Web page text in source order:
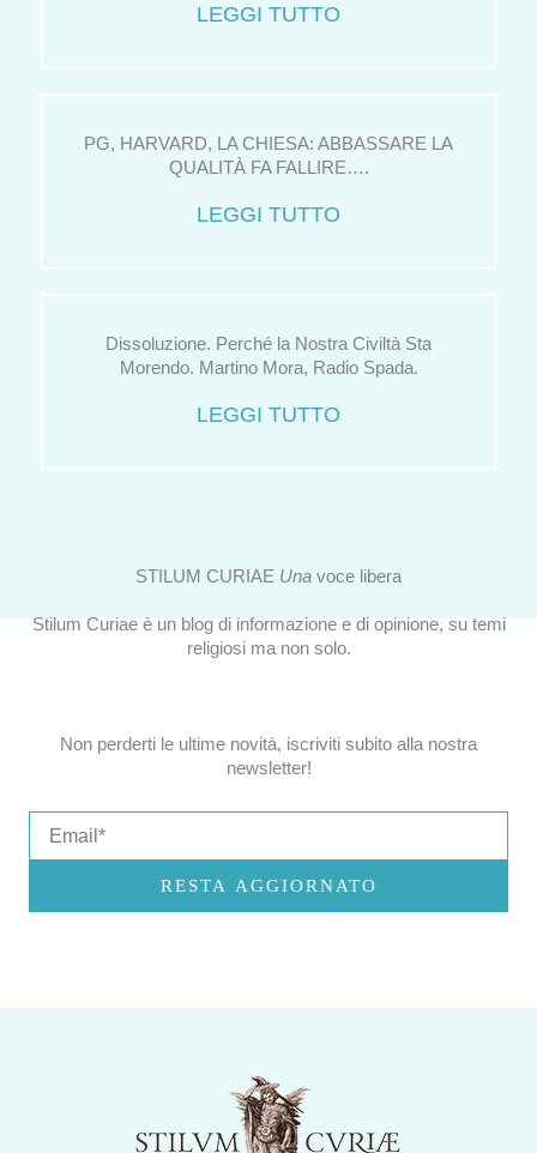
LEGGI TUTTO
PG, HARVARD, LA CHIESA: ABBASSARE LA
QUALITÀ FA FALLIRE….
LEGGI TUTTO
Dissoluzione. Perché la Nostra Civiltà Sta
Morendo. Martino Mora, Radio Spada.
LEGGI TUTTO
STILUM CURIAE Una voce libera
Stilum Curiae è un blog di informazione e di opinione, su temi
religiosi ma non solo.
Non perderti le ultime novità, iscriviti subito alla nostra
newsletter!
RESTA AGGIORNATO